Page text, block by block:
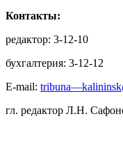
Контакты:
редактор: 3-12-10
бухгалтерия: 3-12-12
E-mail:
гл. редактор Л.Н.